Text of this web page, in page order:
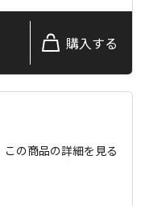
購入する
この商品の詳細を見る